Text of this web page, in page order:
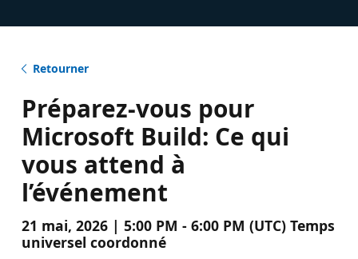
Retourner
Préparez-vous pour
Microsoft Build: Ce qui
vous attend à
l’événement
21 mai, 2026 | 5:00 PM - 6:00 PM (UTC) Temps
universel coordonné